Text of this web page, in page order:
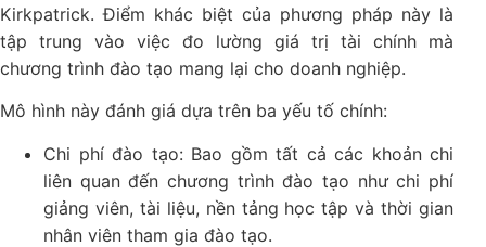
Kirkpatrick. Điểm khác biệt của phương pháp này là
tập trung vào việc đo lường giá trị tài chính mà
chương trình đào tạo mang lại cho doanh nghiệp.
Mô hình này đánh giá dựa trên ba yếu tố chính:
Chi phí đào tạo: Bao gồm tất cả các khoản chi
liên quan đến chương trình đào tạo như chi phí
giảng viên, tài liệu, nền tảng học tập và thời gian
nhân viên tham gia đào tạo.